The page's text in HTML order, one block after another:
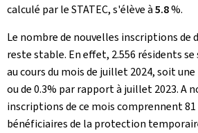
calculé par le STATEC, s'élève à5.8%.
Le nombre de nouvelles inscriptions de
reste stable. En effet, 2.556 résidents
au cours du mois de juillet 2024, soit une
ou de 0.3% par rapport à juillet 2023. A
inscriptions de ce mois comprennent
bénéficiaires de la protection